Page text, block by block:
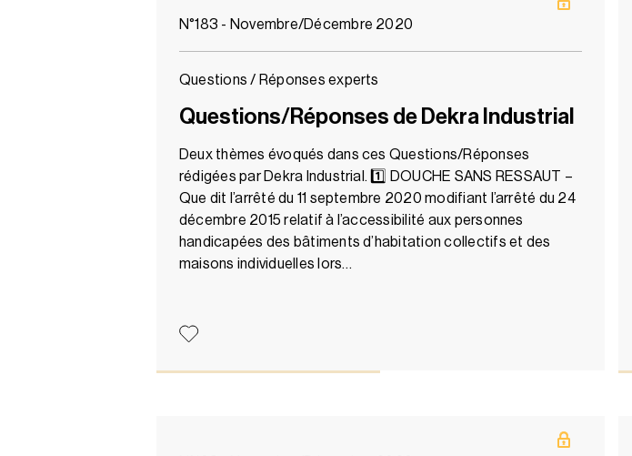
N°183 - Novembre/Décembre 2020
Questions / Réponses experts
Questions/Réponses de Dekra Industrial
Deux thèmes évoqués dans ces Questions/Réponses
rédigées par Dekra Industrial. 1️⃣ DOUCHE SANS RESSAUT –
Que dit l’arrêté du 11 septembre 2020 modifiant l’arrêté du 24
décembre 2015 relatif à l’accessibilité aux personnes
handicapées des bâtiments d’habitation collectifs et des
maisons individuelles lors…